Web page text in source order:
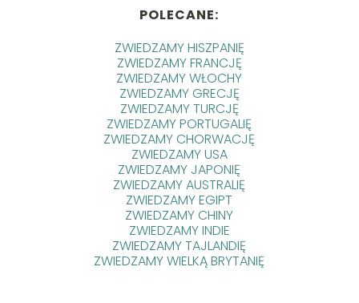
POLECANE:
ZWIEDZAMY HISZPANIĘ
ZWIEDZAMY FRANCJĘ
ZWIEDZAMY WŁOCHY
ZWIEDZAMY GRECJĘ
ZWIEDZAMY TURCJĘ
ZWIEDZAMY PORTUGALIĘ
ZWIEDZAMY CHORWACJĘ
ZWIEDZAMY USA
ZWIEDZAMY JAPONIĘ
ZWIEDZAMY AUSTRALIĘ
ZWIEDZAMY EGIPT
ZWIEDZAMY CHINY
ZWIEDZAMY INDIE
ZWIEDZAMY TAJLANDIĘ
ZWIEDZAMY WIELKĄ BRYTANIĘ